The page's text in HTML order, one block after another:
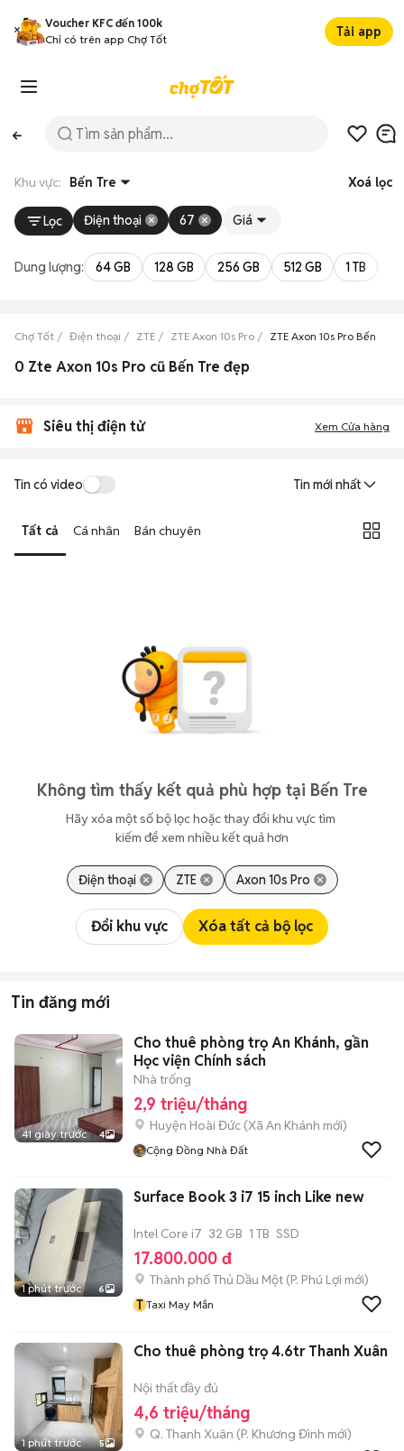
Voucher KFC đến 100k
Chỉ có trên app Chợ Tốt
Tải app
Khu vực: Bến Tre Xoá lọc
Lọc Điện thoại 67 Giá
Dung lượng: 64 GB 128 GB 256 GB 512 GB 1 TB
Chợ Tốt Điện thoại ZTE ZTE Axon 10s Pro ZTE Axon 10s Pro Bến Tre
0 Zte Axon 10s Pro cũ Bến Tre đẹp
Siêu thị điện tử Xem Cửa hàng
Tin có video Tin mới nhất
Tất cả Cá nhân Bán chuyên
Không tìm thấy kết quả phù hợp tại Bến Tre
Hãy xóa một số bộ lọc hoặc thay đổi khu vực tìm
kiếm để xem nhiều kết quả hơn
Điện thoại ZTE Axon 10s Pro
Đổi khu vực Xóa tất cả bộ lọc
Tin đăng mới
41 giây trước 4
Cho thuê phòng trọ An Khánh, gần
Học viện Chính sách
Nhà trống
2,9 triệu/tháng
Huyện Hoài Đức (Xã An Khánh mới)
Cộng Đồng Nhà Đất
1 phút trước 6
Surface Book 3 i7 15 inch Like new
Intel Core i7 32 GB 1 TB SSD
17.800.000 đ
Thành phố Thủ Dầu Một (P. Phú Lợi mới)
T Taxi May Mắn
1 phút trước 5
Cho thuê phòng trọ 4.6tr Thanh Xuân
Nội thất đầy đủ
4,6 triệu/tháng
Q. Thanh Xuân (P. Khương Đình mới)